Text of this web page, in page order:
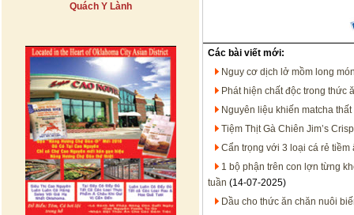
Quách Y Lành
Các bài viết mới:
Nguy cơ dịch lở mồm long
Phát hiện chất độc trong thức
Nguyên liệu khiến matcha
Tiệm Thịt Gà Chiên Jim’s
Cẩn trọng với 3 loại cá rẻ
1 bộ phận trên con lợn từng
tuần (14-07-2025)
Dầu cho thức ăn chăn nuôi